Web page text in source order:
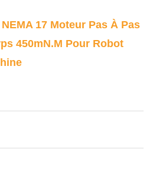
17 Moteur Pas À Pas
450mN.m Pour Robot